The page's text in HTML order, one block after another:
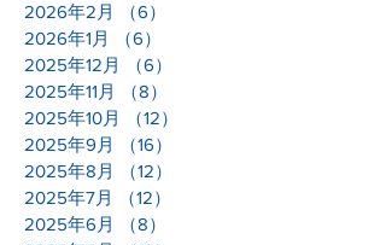
2026年2月
（6）
2026年1月
（6）
2025年12月
（6）
2025年11月
（8）
2025年10月
（12）
2025年9月
（16）
2025年8月
（12）
2025年7月
（12）
2025年6月
（8）